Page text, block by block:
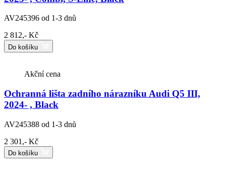
AV245396 od 1-3 dnů
2 812,- Kč
Do košíku
Akční cena
Ochranná lišta zadního nárazníku Audi Q5 III,
2024- , Black
AV245388 od 1-3 dnů
2 301,- Kč
Do košíku